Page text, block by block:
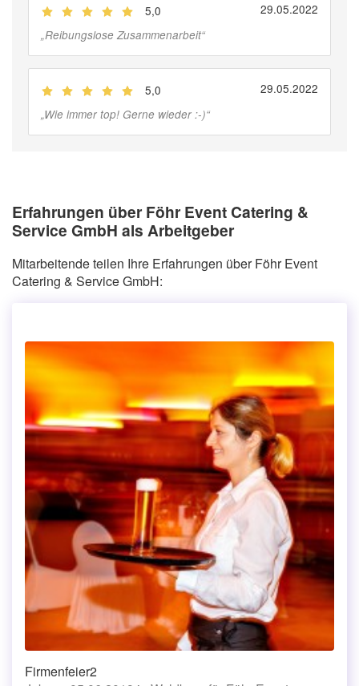
5,0 29.05.2022
„Reibungslose Zusammenarbeit“
5,0 29.05.2022
„Wie immer top! Gerne wieder :-)“
Erfahrungen über Föhr Event Catering &
Service GmbH als Arbeitgeber
Mitarbeitende teilen Ihre Erfahrungen über Föhr Event
Catering & Service GmbH:
Firmenfeier2